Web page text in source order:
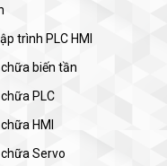
trình PLC HMI
biến tần
PLC
HMI
Servo